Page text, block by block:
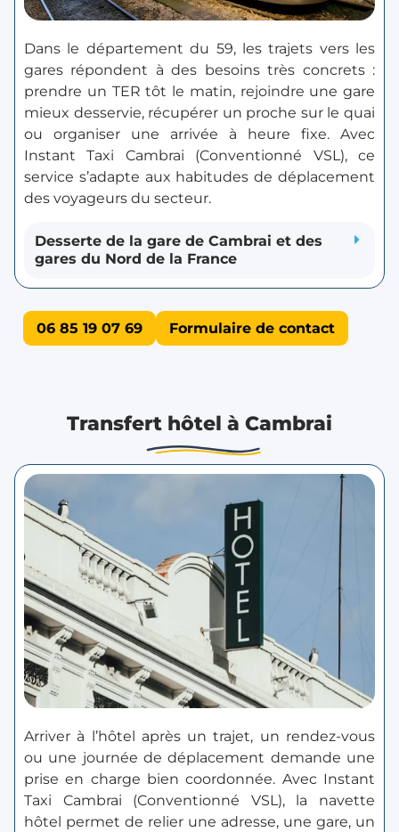
Dans le département du 59, les trajets vers les
gares répondent à des besoins très concrets :
prendre un TER tôt le matin, rejoindre une gare
mieux desservie, récupérer un proche sur le quai
ou organiser une arrivée à heure fixe. Avec
Instant Taxi Cambrai (Conventionné VSL), ce
service s’adapte aux habitudes de déplacement
des voyageurs du secteur.
Desserte de la gare de Cambrai et des
gares du Nord de la France
06 85 19 07 69 Formulaire de contact
Transfert hôtel à Cambrai
Arriver à l’hôtel après un trajet, un rendez-vous
ou une journée de déplacement demande une
prise en charge bien coordonnée. Avec Instant
Taxi Cambrai (Conventionné VSL), la navette
hôtel permet de relier une adresse, une gare, un